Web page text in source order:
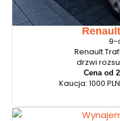
9-
Renault
drzwi
Cena od
Kaucja: 1000